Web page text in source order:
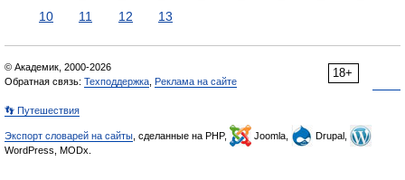
10
11 12 13
18+
© Академик, 2000-2026
Обратная связь: Техподдержка Реклама на сайте
👣 Путешествия
Экспорт словарей на сайты , сделанные на PHP, Joomla,
Drupal,
WordPress, MODx.